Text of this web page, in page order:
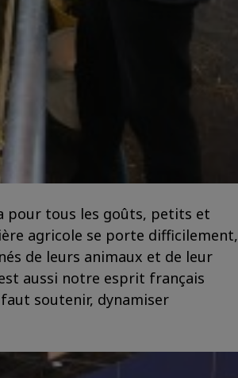
pour tous les goûts, petits et
agricole se porte difficilement,
de leurs animaux et de leur
aussi notre esprit français
soutenir, dynamiser